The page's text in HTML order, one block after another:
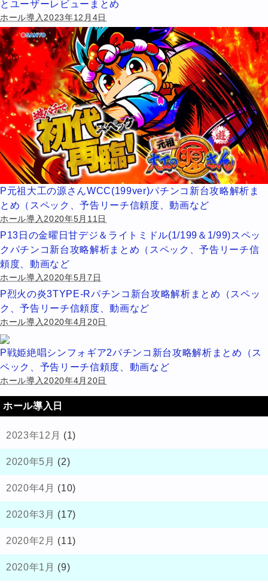
とユーザーレビューまとめ
ホール導入2023年12月4日
P元祖大工の源さんWCC(199ver)パチンコ新台攻略解析ま
とめ（スペック、予告リーチ信頼度、動画など
ホール導入2020年5月11日
P13日の金曜日甘デジ＆ライトミドル(1/199＆1/99)スペッ
クパチンコ新台攻略解析まとめ（スペック、予告リーチ信
頼度、動画など
ホール導入2020年5月7日
P烈火の炎3TYPE-Rパチンコ新台攻略解析まとめ（スペッ
ク、予告リーチ信頼度、動画など
ホール導入2020年4月20日
P戦姫絶唱シンフォギア2パチンコ新台攻略解析まとめ（ス
ペック、予告リーチ信頼度、動画など
ホール導入2020年4月20日
ホール導入日
2023年12月 (1)
2020年5月 (2)
2020年4月 (10)
2020年3月 (17)
2020年2月 (11)
2020年1月 (9)